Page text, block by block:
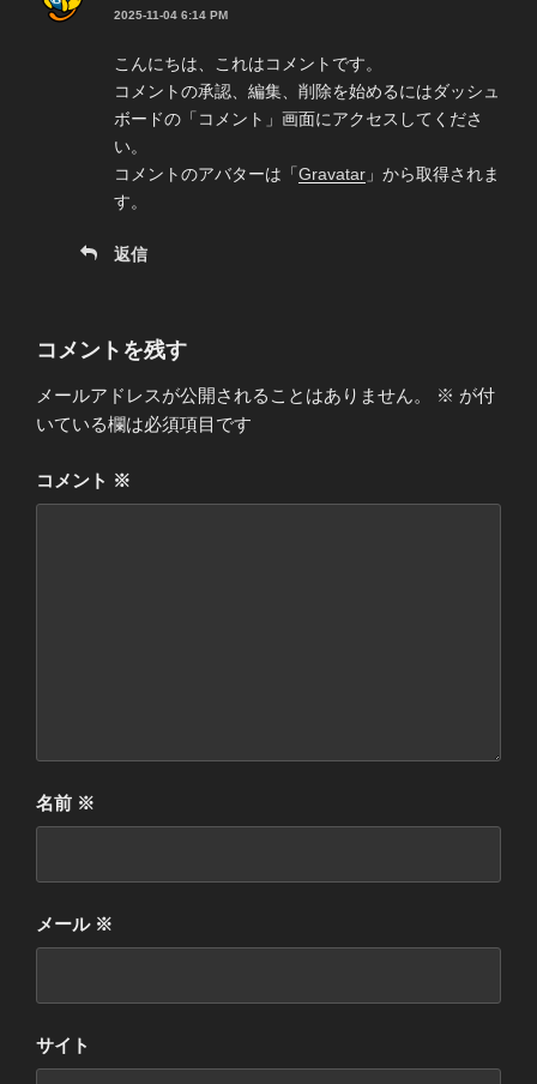
2025-11-04 6:14 PM
こんにちは、これはコメントです。
コメントの承認、編集、削除を始めるにはダッシュ
ボードの「コメント」画面にアクセスしてくださ
い。
コメントのアバターは「Gravatar 」から取得されま
す。
返信
コメントを残す
メールアドレスが公開されることはありません。 ※ が付
いている欄は必須項目です
コメント ※
名前 ※
メール ※
サイト